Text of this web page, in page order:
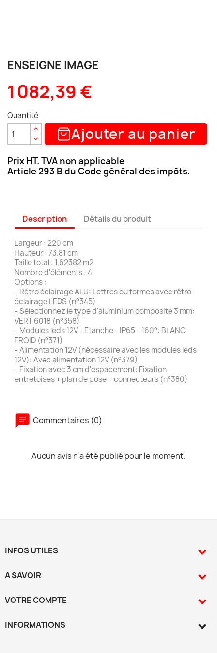
ENSEIGNE IMAGE
1 082,39 €
Quantité
Ajouter au panier
Prix HT. TVA non applicable
Article 293 B du Code général des impôts.
Description Détails du produit
Largeur : 220 cm
Hauteur : 73.81 cm
Taille total : 1.62382 m2
Nombre d'éléments : 4
Options :
- Rétro éclairage ALU: Lettres ou formes avec rétro
éclairage LEDS (n°345)
- Sélectionnez le type d'aluminium composite 3 mm:
VERT 6018 (n°358)
- Modules leds 12V - Etanche - IP65 - 160°: BLANC
FROID (n°371)
- Alimentation 12V (nécessaire avec les modules leds
12V): Avec alimentation 12V (n°379)
- Fixation avec 3 cm d'espacement: Fixation
entretoises + plan de pose + connecteurs (n°380)
Commentaires (0)
Aucun avis n'a été publié pour le moment.
INFOS UTILES 
A SAVOIR 
VOTRE COMPTE 
INFORMATIONS keyboard_arrow_down